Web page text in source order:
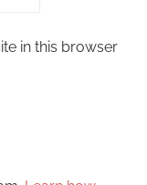
in this browser